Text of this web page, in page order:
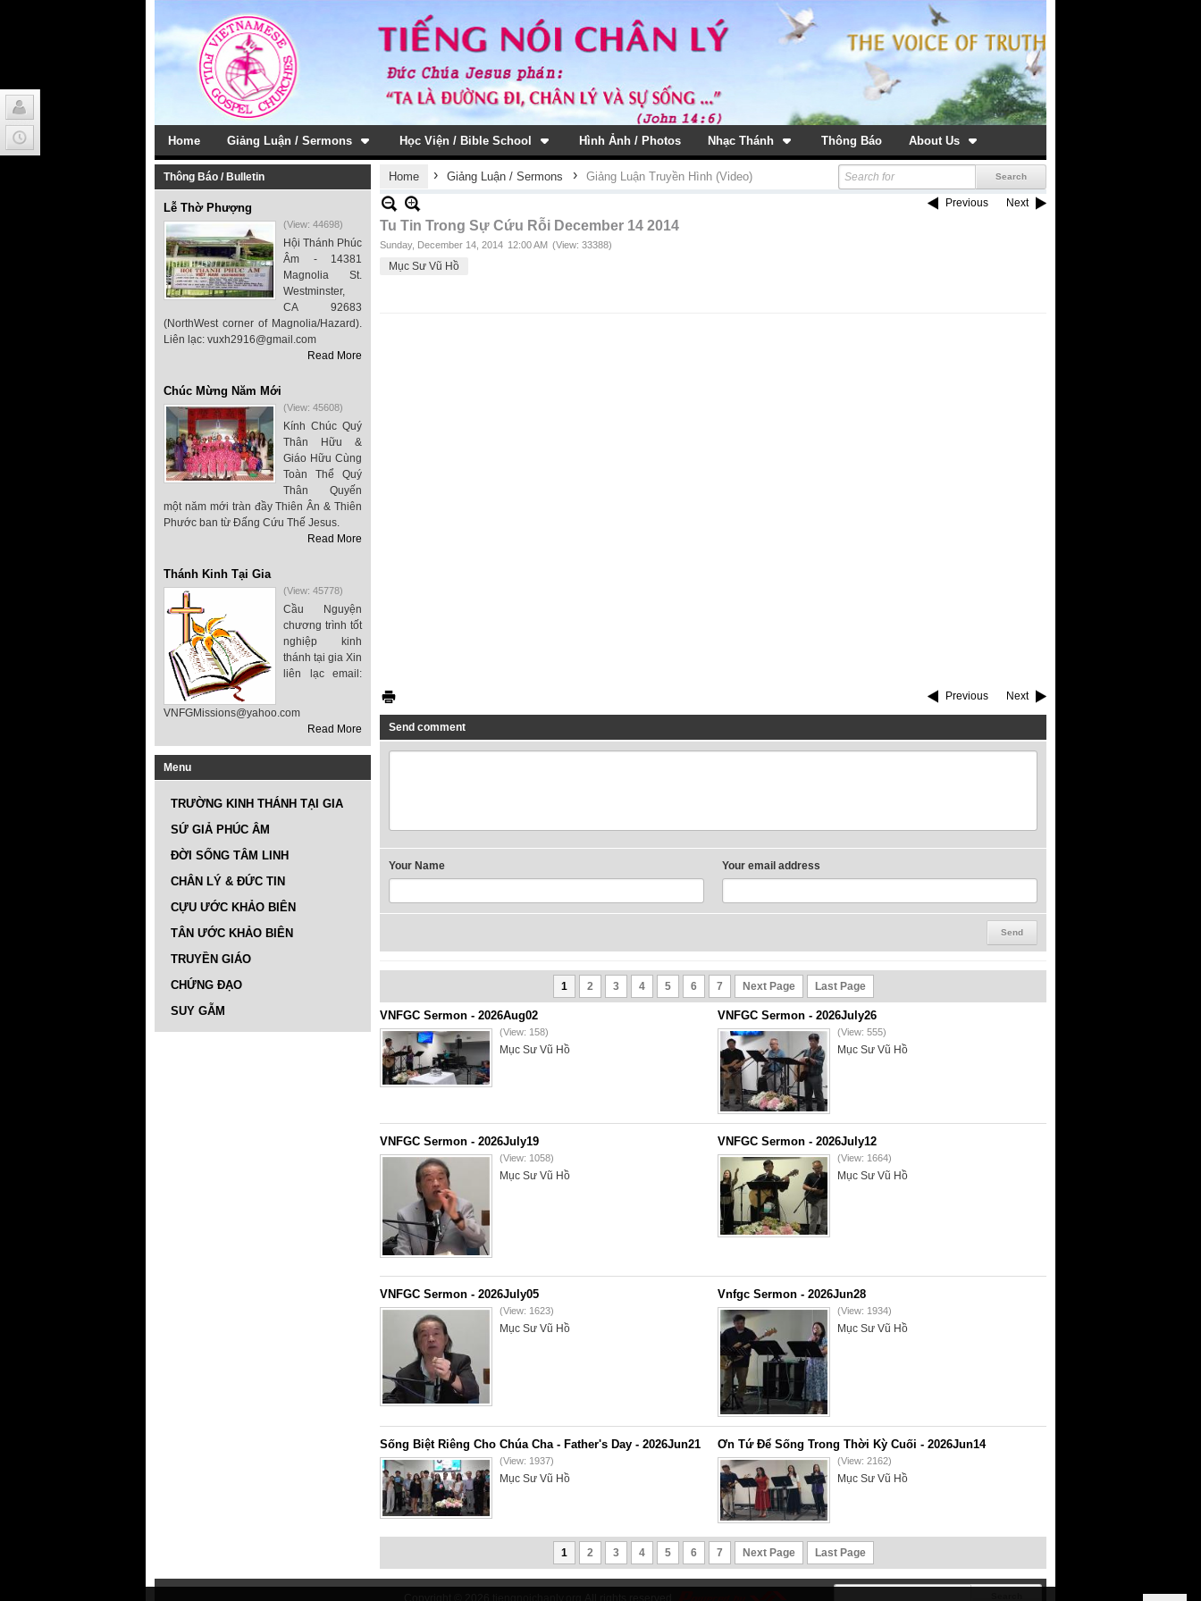
Home Giảng Luận / Sermons Học Viện / Bible School Hình Ảnh / Photos Nhạc Thánh Thông Báo About Us
Thông Báo / Bulletin
Lễ Thờ Phượng
(View: 44698)
Hội Thánh Phúc
Âm - 14381
Magnolia St.
Westminster,
CA 92683
(NorthWest corner of Magnolia/Hazard).
Liên lạc: vuxh2916@gmail.com
Read More
Chúc Mừng Năm Mới
(View: 45608)
Kính Chúc Quý
Thân Hữu &
Giáo Hữu Cùng
Toàn Thể Quý
Thân Quyến
một năm mới tràn đầy Thiên Ân & Thiên
Phước ban từ Đấng Cứu Thế Jesus.
Read More
Thánh Kinh Tại Gia
(View: 45778)
Cầu Nguyện
chương trình tốt
nghiệp kinh
thánh tại gia Xin
liên lạc email:
VNFGMissions@yahoo.com
Read More
Menu
TRƯỜNG KINH THÁNH TẠI GIA
SỨ GIẢ PHÚC ÂM
ĐỜI SỐNG TÂM LINH
CHÂN LÝ & ĐỨC TIN
CỰU ƯỚC KHẢO BIÊN
TÂN ƯỚC KHẢO BIÊN
TRUYỀN GIÁO
CHỨNG ĐẠO
SUY GẪM
Home › Giảng Luận / Sermons › Giảng Luận Truyền Hình (Video)
Previous Next
Tu Tin Trong Sự Cứu Rỗi December 14 2014
Sunday, December 14, 2014 12:00 AM (View: 33388)
Mục Sư Vũ Hồ
Previous Next
Send comment
Your Name Your email address
1 2 3 4 5 6 7 Next Page Last Page
VNFGC Sermon - 2026Aug02
(View: 158)
Mục Sư Vũ Hồ
VNFGC Sermon - 2026July26
(View: 555)
Mục Sư Vũ Hồ
VNFGC Sermon - 2026July19
(View: 1058)
Mục Sư Vũ Hồ
VNFGC Sermon - 2026July12
(View: 1664)
Mục Sư Vũ Hồ
VNFGC Sermon - 2026July05
(View: 1623)
Mục Sư Vũ Hồ
Vnfgc Sermon - 2026Jun28
(View: 1934)
Mục Sư Vũ Hồ
Sống Biệt Riêng Cho Chúa Cha - Father's Day - 2026Jun21
(View: 1937)
Mục Sư Vũ Hồ
Ơn Tứ Để Sống Trong Thời Kỳ Cuối - 2026Jun14
(View: 2162)
Mục Sư Vũ Hồ
1 2 3 4 5 6 7 Next Page Last Page